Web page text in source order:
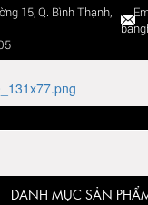
15, Q. Bình Thạnh,
DANH MỤC SẢN